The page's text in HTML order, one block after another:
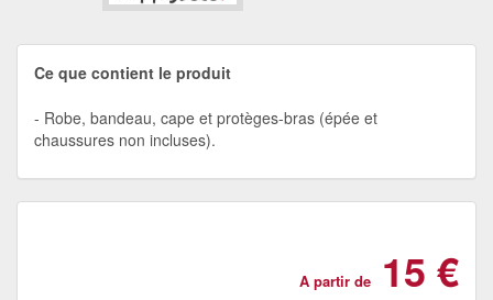
Ce que contient le produit
Robe, bandeau, cape et protèges-bras (épée et
chaussures non incluses).
A partir de 15 €